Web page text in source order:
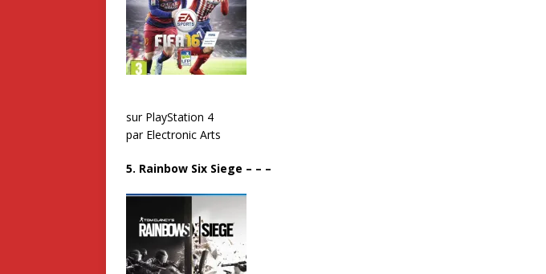
sur PlayStation 4
par Electronic Arts
5. Rainbow Six Siege – – –